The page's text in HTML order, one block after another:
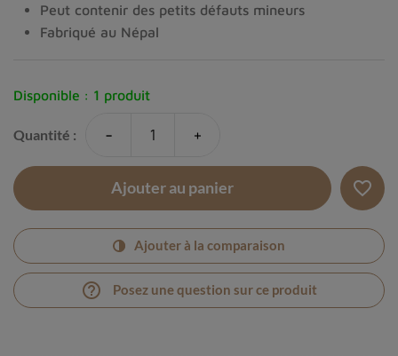
Peut contenir des petits défauts mineurs
Fabriqué au Népal
Disponible : 1 produit
Quantité : - +
Ajouter au panier favorite_border
Ajouter à la comparaison
help_outline Posez une question sur ce produit